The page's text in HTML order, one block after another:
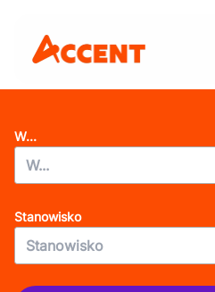
W...
Stanowisko